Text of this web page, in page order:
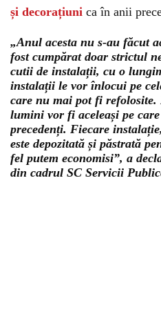
și decorațiuni ca în anii
„Anul acesta nu s-au făcut
fost cumpărat doar strictul
cutii de instalații, cu o
instalații le vor înlocui pe
care nu mai pot fi
lumini vor fi aceleași pe
precedenți. Fiecare
este depozitată și păstrată
fel putem economisi”, a
din cadrul SC Servicii